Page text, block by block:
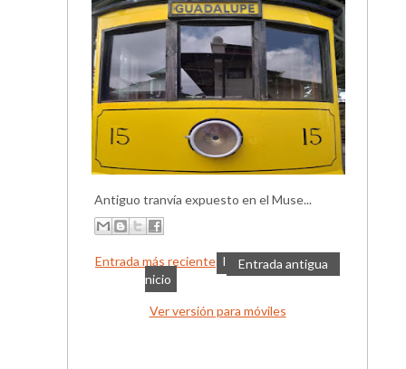
Antiguo tranvía expuesto en el Muse...
Entrada más reciente Entrada antigua
I
nicio
Ver versión para móviles